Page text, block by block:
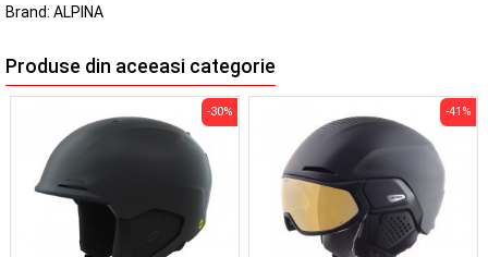
Brand: ALPINA
Produse din aceeasi categorie
-30% -41%